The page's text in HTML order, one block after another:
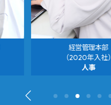
経営管理本部
（2020年入社）
人事